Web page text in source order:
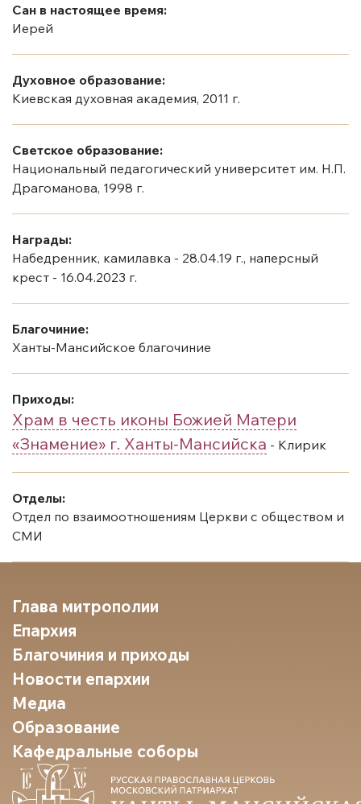
Сан в настоящее время:
Иерей
Духовное образование:
Киевская духовная академия, 2011 г.
Светское образование:
Национальный педагогический университет им. Н.П.
Драгоманова, 1998 г.
Награды:
Набедренник, камилавка - 28.04.19 г., наперсный
крест - 16.04.2023 г.
Благочиние:
Ханты-Мансийское благочиние
Приходы:
Храм в честь иконы Божией Матери
«Знамение» г. Ханты-Мансийска - Клирик
Отделы:
Отдел по взаимоотношениям Церкви с обществом и
СМИ
Глава митрополии
Епархия
Благочиния и приходы
Новости епархии
Медиа
Образование
Кафедральные соборы